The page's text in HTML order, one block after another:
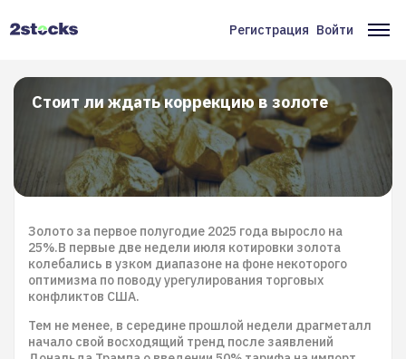
Меню
учётной
записи
пользователя
Регистрация Войти
Стоит ли ждать коррекцию в золоте
Золото за первое полугодие 2025 года выросло на
25%.В первые две недели июля котировки золота
колебались в узком диапазоне на фоне некоторого
оптимизма по поводу урегулирования торговых
конфликтов США.
Тем не менее, в середине прошлой недели драгметалл
начало свой восходящий тренд после заявлений